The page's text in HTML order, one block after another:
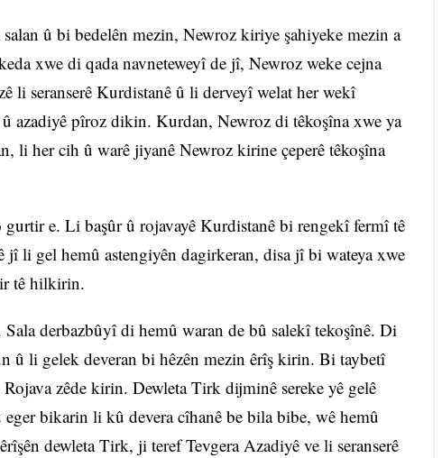
û bi bedelên mezin, Newroz kiriye şahiyeke mezin a
xwe di qada navneteweyî de jî, Newroz weke cejna
li seranserê Kurdistanê û li derveyî welat her wekî
azadiyê pîroz dikin. Kurdan, Newroz di têkoşîna xwe ya
li her cih û warê jiyanê Newroz kirine çeperê têkoşîna
e. Li başûr û rojavayê Kurdistanê bi rengekî fermî tê
li gel hemû astengiyên dagirkeran, disa jî bi wateya xwe
tê hilkirin.
derbazbûyî di hemû waran de bû salekî tekoşînê. Di
û li gelek deveran bi hêzên mezin êrîş kirin. Bi taybetî
zêde kirin. Dewleta Tirk dijminê sereke yê gelê
bikarin li kû devera cîhanê be bila bibe, wê hemû
dewleta Tirk, ji teref Tevgera Azadiyê ve li seranserê